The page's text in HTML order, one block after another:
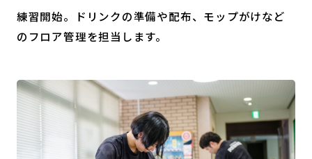
練習開始。ドリンクの準備や配布、モップがけなど
のフロア管理を担当します。